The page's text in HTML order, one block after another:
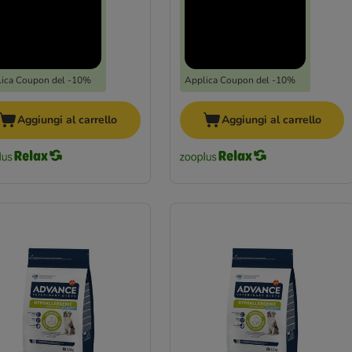
Coupon del -10%
Aggiungi al carrello
Applica Coupon del -10%
Aggiungi al carrello